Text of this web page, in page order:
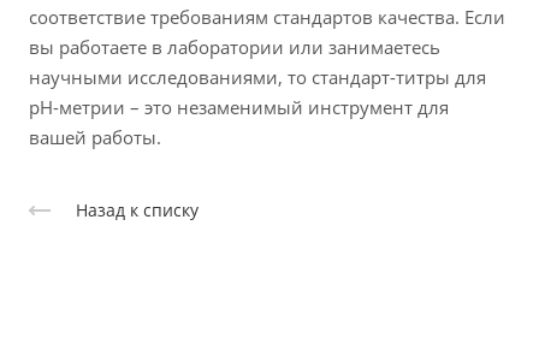
соответствие требованиям стандартов качества. Если
вы работаете в лаборатории или занимаетесь
научными исследованиями, то стандарт-титры для
рН-метрии – это незаменимый инструмент для
вашей работы.
Назад к списку